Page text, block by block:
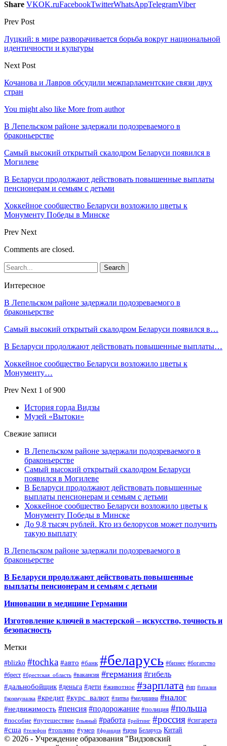
Share VKOK.ruFacebookTwitterWhatsAppTelegramViber
Prev Post
Луцкий: в мире разворачивается борьба вокруг национальной
идентичности и культуры
Next Post
Кочанова и Лавров обсудили межпарламентские связи двух
стран
You might also like More from author
В Лепельском районе задержали подозреваемого в
браконьерстве
Самый высокий открытый скалодром Беларуси появился в
Могилеве
В Беларуси продолжают действовать повышенные выплаты
пенсионерам и семьям с детьми
Хоккейное сообщество Беларуси возложило цветы к
Монументу Победы в Минске
Prev Next
Comments are closed.
Интересное
В Лепельском районе задержали подозреваемого в
браконьерстве
Самый высокий открытый скалодром Беларуси появился в…
В Беларуси продолжают действовать повышенные выплаты…
Хоккейное сообщество Беларуси возложило цветы к
Монументу…
Prev Next 1 of 900
История горда Видзы
Музей «Вытоки»
Свежие записи
В Лепельском районе задержали подозреваемого в
браконьерстве
Самый высокий открытый скалодром Беларуси
появился в Могилеве
В Беларуси продолжают действовать повышенные
выплаты пенсионерам и семьям с детьми
Хоккейное сообщество Беларуси возложило цветы к
Монументу Победы в Минске
До 9,8 тысяч рублей. Кто из белорусов может получить
такую выплату
В Лепельском районе задержали подозреваемого в
браконьерстве
В Беларуси продолжают действовать повышенные
выплаты пенсионерам и семьям с детьми
Инновации в медицине Германии
Изготовление ключей в мастерской – искусство, точность и
безопасность
Метки
#blizko #tochka #авто #банк #беларусь #бизнес #богатство
#брест #брестская_область #вакансия #германия #гибель
#дальнобойщик #деньга #дети #животное #зарплата #ип #италия
#коммуналка #кредит #курс_валют #литва #медицина #налог
#недвижимость #пенсия #подорожание #полиция #польша
#пособие #путешествие #пьяный #работа #рейтинг #россия #сигарета
#сша #телефон #топливо #умер #франция #цена Беларусь Китай
© 2026 - Учреждение образования "Видзовский